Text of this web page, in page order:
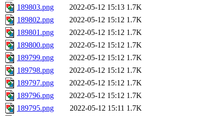
189803.png
2022-05-12 15:13 1.7K
189802.png
2022-05-12 15:12 1.7K
189801.png
2022-05-12 15:12 1.7K
189800.png
2022-05-12 15:12 1.7K
189799.png
2022-05-12 15:12 1.7K
189798.png
2022-05-12 15:12 1.7K
189797.png
2022-05-12 15:12 1.7K
189796.png
2022-05-12 15:12 1.7K
189795.png
2022-05-12 15:11 1.7K